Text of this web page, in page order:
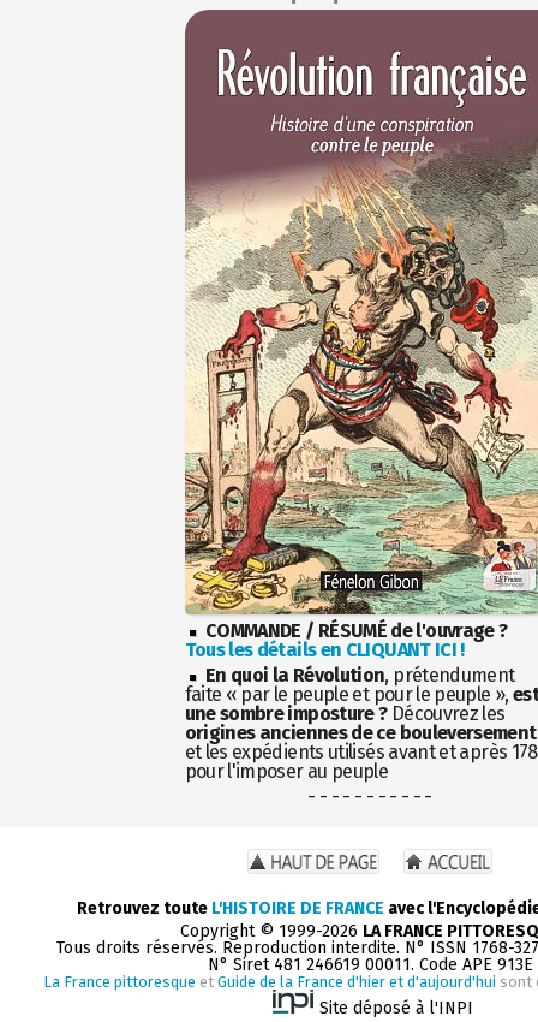
COMMANDE / RÉSUMÉ de l'ouvrage ?
Tous les détails en CLIQUANT ICI !
En quoi la Révolution, prétendument
faite « par le peuple et pour le peuple »,
une sombre imposture ?Découvrez les
origines anciennes de ce bouleversement
et les expédients utilisés avant et après
pour l'imposer au peuple
- - - - - - - - - - -
Retrouvez toute L'HISTOIRE DE FRANCE avec
Copyright © 1999-2026 LA FRANCE
Tous droits réservés. Reproduction interdite. N° ISSN 1768-
N° Siret 481 246619 00011. Code APE 913E
La France pittoresque et Guide de la France d'hier et d'aujourd'hui sont
Site déposé à l'INPI